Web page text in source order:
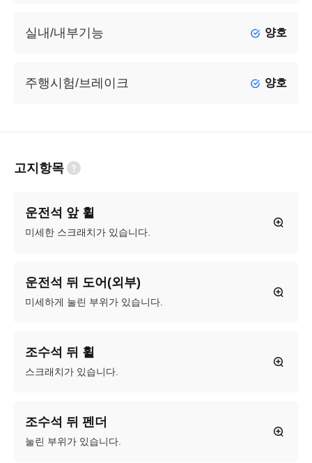
실내/내부기능 양호
주행시험/브레이크 양호
고지항목
운전석 앞 휠
미세한 스크래치가 있습니다.
운전석 뒤 도어(외부)
미세하게 눌린 부위가 있습니다.
조수석 뒤 휠
스크래치가 있습니다.
조수석 뒤 펜더
눌린 부위가 있습니다.